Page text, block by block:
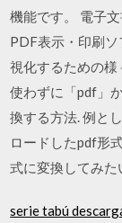
機能です。 電子
PDF表示・印刷
視化するための
使わずに「pdf」
換する方法. 例と
ロードしたpdf形
式に変換してみた
serie tabú